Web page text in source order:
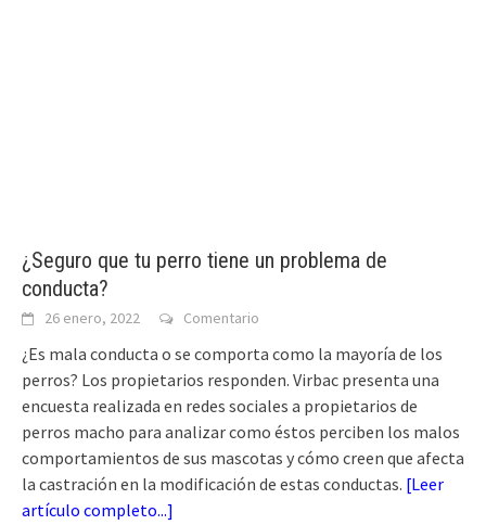
¿Seguro que tu perro tiene un problema de
conducta?
26 enero, 2022 Comentario
¿Es mala conducta o se comporta como la mayoría de los
perros? Los propietarios responden. Virbac presenta una
encuesta realizada en redes sociales a propietarios de
perros macho para analizar como éstos perciben los malos
comportamientos de sus mascotas y cómo creen que afecta
la castración en la modificación de estas conductas. [Leer
artículo completo...]